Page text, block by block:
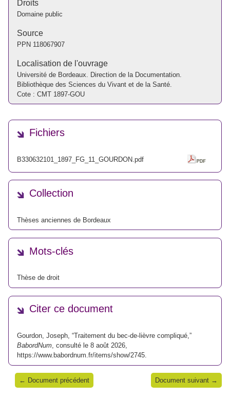
Droits
Domaine public
Source
PPN 118067907
Localisation de l'ouvrage
Université de Bordeaux. Direction de la Documentation.
Bibliothèque des Sciences du Vivant et de la Santé.
Cote : CMT 1897-GOU
Fichiers
B330632101_1897_FG_11_GOURDON.pdf
Collection
Thèses anciennes de Bordeaux
Mots-clés
Thèse de droit
Citer ce document
Gourdon, Joseph, “Traitement du bec-de-lièvre compliqué,”
BabordNum , consulté le 8 août 2026,
https://www.babordnum.fr/items/show/2745
← Document précédent Document suivant →